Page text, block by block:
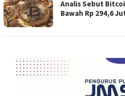
Analis Sebut
Bawah Rp 294,6